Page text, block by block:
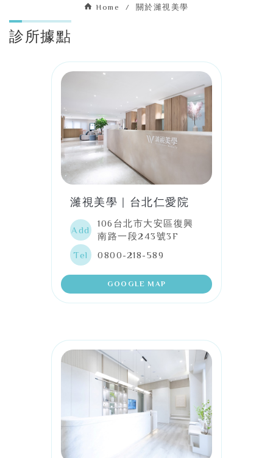
Home 關於濰視美學
診所據點
濰視美學｜台北仁愛院
Add
106台北市大安區復興
南路一段243號3F
Tel
0800-218-589
GOOGLE MAP